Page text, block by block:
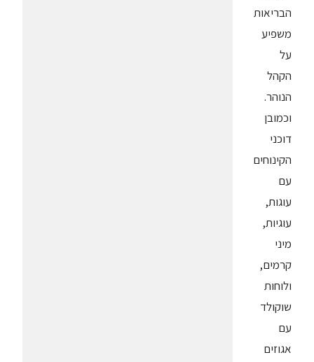
הבריאות
משפיע
על
הקהל
הנוהר.
וכמובן
דוכני
הקינוחים
עם
עוגות,
עוגיות,
מיני
קרמים,
ולוחות
שוקולד
עם
אגוזים